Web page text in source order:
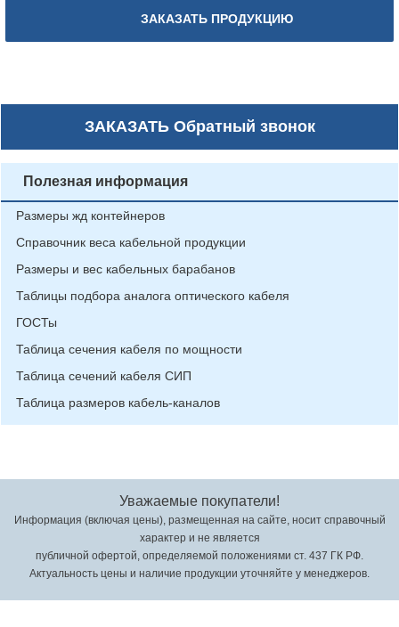
ЗАКАЗАТЬ ПРОДУКЦИЮ
ЗАКАЗАТЬОбратный звонок
Полезная информация
Размеры жд контейнеров
Справочник веса кабельной продукции
Размеры и вес кабельных барабанов
Таблицы подбора аналога оптического кабеля
ГОСТы
Таблица сечения кабеля по мощности
Таблица сечений кабеля СИП
Таблица размеров кабель-каналов
Уважаемые покупатели!
Информация (включая цены), размещенная на сайте, носит справочный
характер и не является
публичной офертой, определяемой положениями ст. 437 ГК РФ.
Актуальность цены и наличие продукции уточняйте у менеджеров.